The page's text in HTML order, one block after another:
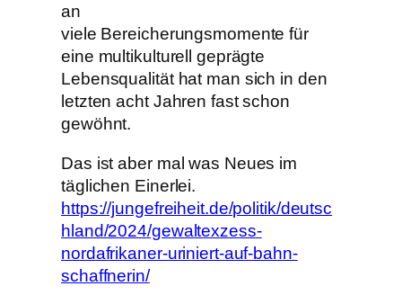
an
viele Bereicherungsmomente für
eine multikulturell geprägte
Lebensqualität hat man sich in den
letzten acht Jahren fast schon
gewöhnt.
Das ist aber mal was Neues im
täglichen Einerlei.
https://jungefreiheit.de/politik/deutsc
hland/2024/gewaltexzess-
nordafrikaner-uriniert-auf-bahn-
schaffnerin/